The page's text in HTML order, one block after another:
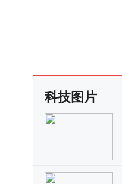
科技图片